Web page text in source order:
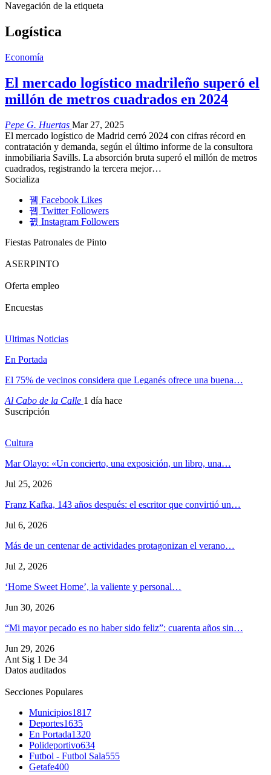
Navegación de la etiqueta
Logística
Economía
El mercado logístico madrileño superó el
millón de metros cuadrados en 2024
Pepe G. Huertas Mar 27, 2025
El mercado logístico de Madrid cerró 2024 con cifras récord en
contratación y demanda, según el último informe de la consultora
inmobiliaria Savills. La absorción bruta superó el millón de metros
cuadrados, registrando la tercera mejor…
Socializa
Facebook Likes
Twitter Followers
Instagram Followers
Fiestas Patronales de Pinto
ASERPINTO
Oferta empleo
Encuestas
Ultimas Noticias
En Portada
El 75% de vecinos considera que Leganés ofrece una buena…
Al Cabo de la Calle 1 día hace
Suscripción
Cultura
Mar Olayo: «Un concierto, una exposición, un libro, una…
Jul 25, 2026
Franz Kafka, 143 años después: el escritor que convirtió un…
Jul 6, 2026
Más de un centenar de actividades protagonizan el verano…
Jul 2, 2026
‘Home Sweet Home’, la valiente y personal…
Jun 30, 2026
“Mi mayor pecado es no haber sido feliz”: cuarenta años sin…
Jun 29, 2026
Ant Sig 1 De 34
Datos auditados
Secciones Populares
Municipios1817
Deportes1635
En Portada1320
Polideportivo634
Futbol - Futbol Sala555
Getafe400